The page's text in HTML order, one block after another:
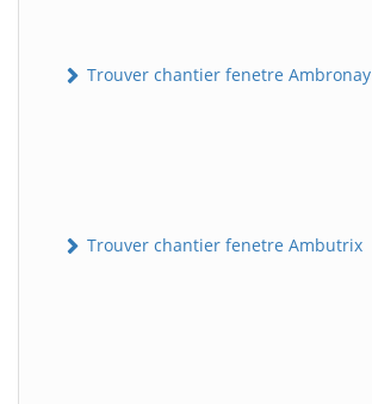
Trouver chantier fenetre Ambronay
Trouver chantier fenetre Ambutrix